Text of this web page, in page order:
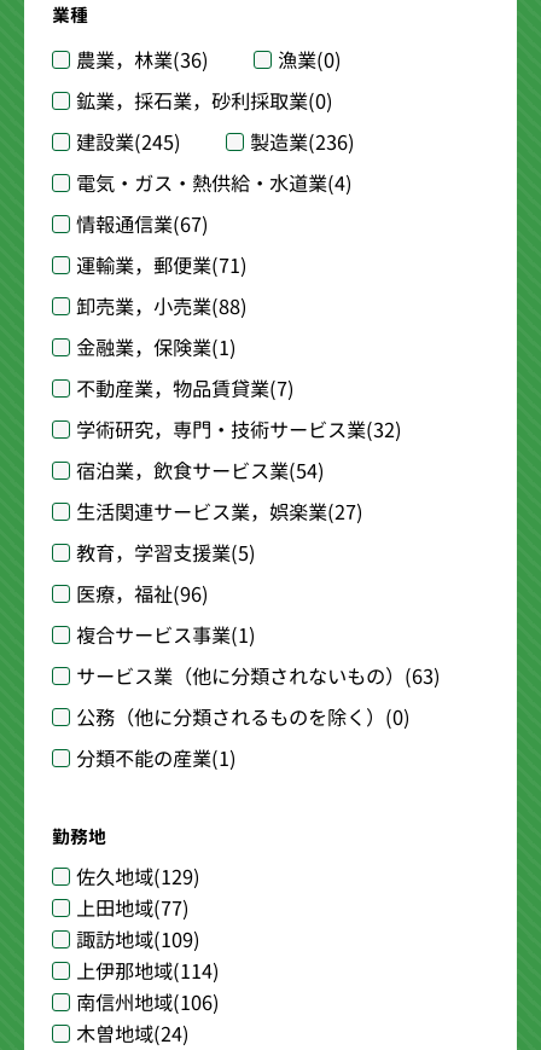
業種
農業，林業(36) 漁業(0)
鉱業，採石業，砂利採取業(0)
建設業(245) 製造業(236)
電気・ガス・熱供給・水道業(4)
情報通信業(67)
運輸業，郵便業(71)
卸売業，小売業(88)
金融業，保険業(1)
不動産業，物品賃貸業(7)
学術研究，専門・技術サービス業(32)
宿泊業，飲食サービス業(54)
生活関連サービス業，娯楽業(27)
教育，学習支援業(5)
医療，福祉(96)
複合サービス事業(1)
サービス業（他に分類されないもの） (63)
公務（他に分類されるものを除く） (0)
分類不能の産業(1)
勤務地
佐久地域(129)
上田地域(77)
諏訪地域(109)
上伊那地域(114)
南信州地域(106)
木曽地域(24)